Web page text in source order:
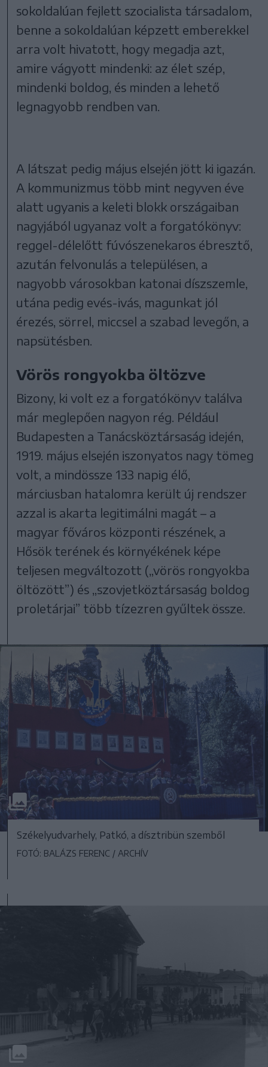
sokoldalúan fejlett szocialista társadalom,
benne a sokoldalúan képzett emberekkel
arra volt hivatott, hogy megadja azt,
amire vágyott mindenki: az élet szép,
mindenki boldog, és minden a lehető
legnagyobb rendben van.
A látszat pedig május elsején jött ki igazán.
A kommunizmus több mint negyven éve
alatt ugyanis a keleti blokk országaiban
nagyjából ugyanaz volt a forgatókönyv:
reggel-délelőtt fúvószenekaros ébresztő,
azután felvonulás a településen, a
nagyobb városokban katonai díszszemle,
utána pedig evés-ivás, magunkat jól
érezés, sörrel, miccsel a szabad levegőn, a
napsütésben.
Vörös rongyokba öltözve
Bizony, ki volt ez a forgatókönyv találva
már meglepően nagyon rég. Például
Budapesten a Tanácsköztársaság idején,
1919. május elsején iszonyatos nagy tömeg
volt, a mindössze 133 napig élő,
márciusban hatalomra került új rendszer
azzal is akarta legitimálni magát – a
magyar főváros központi részének, a
Hősök terének és környékének képe
teljesen megváltozott („vörös rongyokba
öltözött”) és „szovjetköztársaság boldog
proletárjai” több tízezren gyűltek össze.
Székelyudvarhely, Patkó, a dísztribün szemből
FOTÓ: BALÁZS FERENC / ARCHÍV